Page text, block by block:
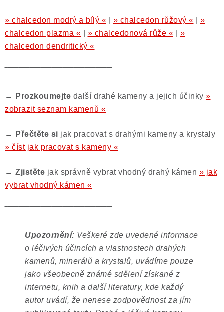
» chalcedon modrý a bílý « » chalcedon růžový «
»
chalcedon plazma «
» chalcedonová růže «
»
chalcedon dendritický «
→ Prozkoumejte další drahé kameny a jejich účinky »
zobrazit seznam kamenů «
→ Přečtěte si jak pracovat s drahými kameny a krystaly
» číst jak pracovat s kameny «
→ Zjistěte jak správně vybrat vhodný drahý kámen » jak
vybrat vhodný kámen «
Upozornění: Veškeré zde uvedené informace
o léčivých účincích a vlastnostech drahých
kamenů, minerálů a krystalů, uvádíme pouze
jako všeobecně známé sdělení získané z
internetu, knih a další literatury, kde každý
autor uvádí, že nenese zodpovědnost za jím